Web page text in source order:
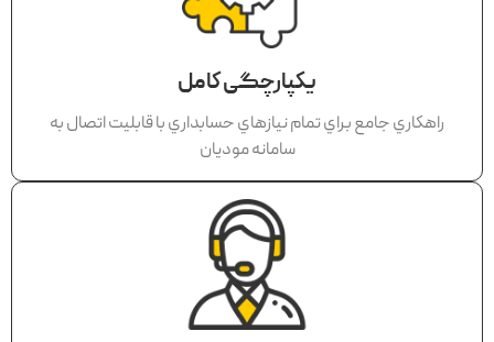
يكپارچگی كامل
راهكاري جامع براي تمام نيازهاي حسابداري با قابليت اتصال به
سامانه موديان